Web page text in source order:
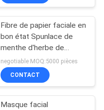
Fibre de papier faciale en
bon état Spunlace de
menthe d'herbe de
feuille de masque
d'herbe avec la surface
douce
negotiable MOQ:5000 pièces
CONTACT
Masque facial